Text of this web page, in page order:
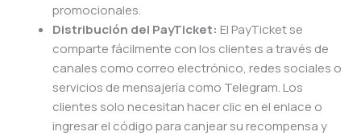
promocionales.
Distribución del PayTicket: El PayTicket se
comparte fácilmente con los clientes a través de
canales como correo electrónico, redes sociales o
servicios de mensajería como Telegram. Los
clientes solo necesitan hacer clic en el enlace o
ingresar el código para canjear su recompensa y